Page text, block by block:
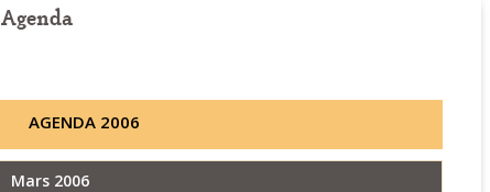
Agenda
AGENDA 2006
Mars 2006